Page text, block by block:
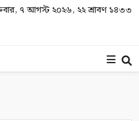
৭ আগস্ট ২০২৬, ২২ শ্রাবণ ১৪৩৩